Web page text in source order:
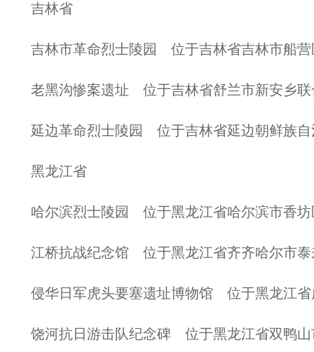
吉林省
吉林市革命烈士陵园 位于吉林省吉林市船营
老黑沟惨案遗址 位于吉林省舒兰市新安乡联
延边革命烈士陵园 位于吉林省延边朝鲜族
黑龙江省
哈尔滨烈士陵园 位于黑龙江省哈尔滨市香坊
江桥抗战纪念馆 位于黑龙江省齐齐哈尔市泰
侵华日军虎头要塞遗址博物馆 位于黑龙江省
饶河抗日游击队纪念碑 位于黑龙江省双鸭